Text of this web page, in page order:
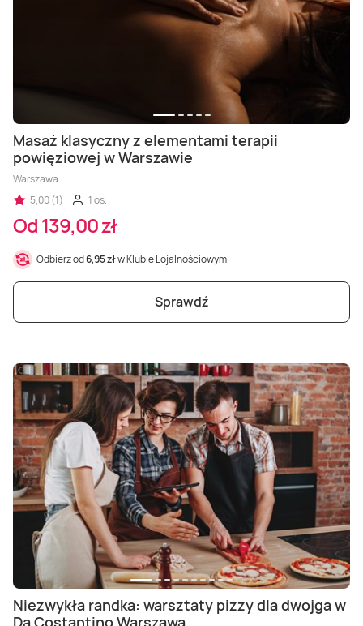
Masaż klasyczny z elementami terapii
powięziowej w Warszawie
Warszawa
5,00 (1)
1 os.
Od 139,00 zł
Odbierz od6,95 złw Klubie Lojalnościowym
Sprawdź
Niezwykła randka: warsztaty pizzy dla dwojga w
Da Costantino Warszawa